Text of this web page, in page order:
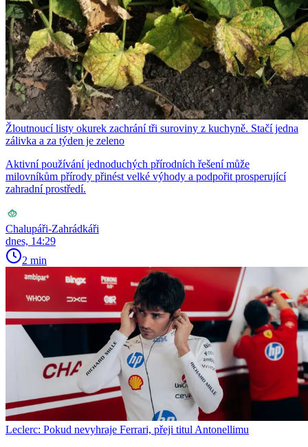
Žloutnoucí listy okurek zachrání tři suroviny z kuchyně. Stačí jedna
zálivka a za týden je zeleno
Aktivní používání jednoduchých přírodních řešení může
milovníkům přírody přinést velké výhody a podpořit prosperující
zahradní prostředí.
Chalupáři-Zahrádkáři
dnes, 14:29
2 min
Leclerc: Pokud nevyhraje Ferrari, přeji titul Antonellimu